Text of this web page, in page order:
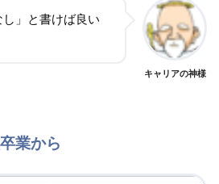
」と書けば良い
キャリアの神様
業から